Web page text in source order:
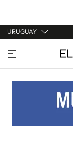
URUGUAY
URUGUAY
ARGENTINA
ESTADOS UNIDOS